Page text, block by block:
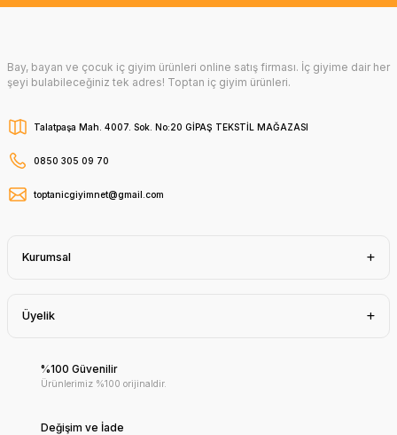
Bay, bayan ve çocuk iç giyim ürünleri online satış firması. İç giyime dair her
şeyi bulabileceğiniz tek adres! Toptan iç giyim ürünleri.
Talatpaşa Mah. 4007. Sok. No:20 GİPAŞ TEKSTİL MAĞAZASI
0850 305 09 70
toptanicgiyimnet@gmail.com
Kurumsal
Üyelik
%100 Güvenilir
Ürünlerimiz %100 orijinaldir.
Değişim ve İade